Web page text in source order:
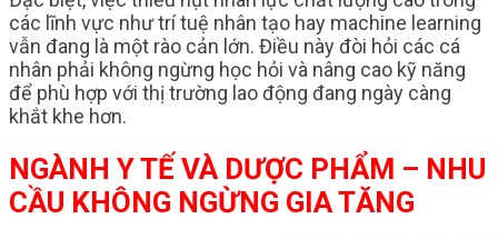
các lĩnh vực như trí tuệ nhân tạo hay machine learning
vẫn đang là một rào cản lớn. Điều này đòi hỏi các cá
nhân phải không ngừng học hỏi và nâng cao kỹ năng
để phù hợp với thị trường lao động đang ngày càng
khắt khe hơn.
NGÀNH Y TẾ VÀ DƯỢC PHẨM – NHU
CẦU KHÔNG NGỪNG GIA TĂNG